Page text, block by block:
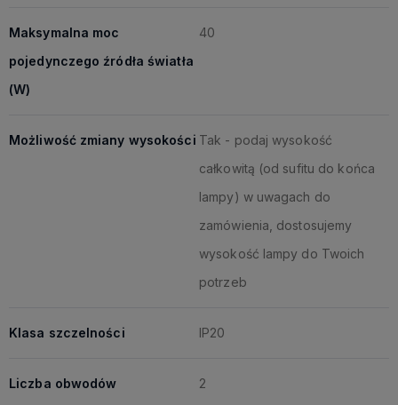
Maksymalna moc
pojedynczego źródła światła
(W)
40
Możliwość zmiany wysokości Tak - podaj wysokość
całkowitą (od sufitu do końca
lampy) w uwagach do
zamówienia, dostosujemy
wysokość lampy do Twoich
potrzeb
Klasa szczelności IP20
Liczba obwodów 2